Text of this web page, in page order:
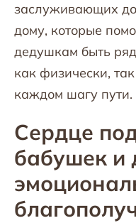
заслуживающих
дому, которые
дедушкам быть
как физически,
каждом шагу пути.
Сердце
бабушек